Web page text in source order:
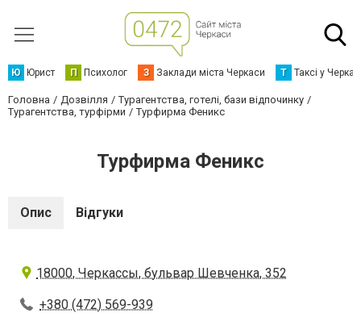
Ю Юрист П Психолог З Заклади міста Черкаси Т Таксі у
Головна Дозвілля
Турагентства, готелі, бази відпочинку
Турагентства, турфірми
Турфирма Феникс
Турфирма Феникс
Опис Відгуки
18000, Черкассы, бульвар Шевченка, 352
+380 (472) 569-939